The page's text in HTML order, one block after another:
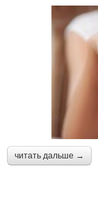
читать дальше →